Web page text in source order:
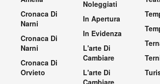
Cronaca Di
Narni
Cronaca Di
Narni
Cronaca Di
Orvieto
Noleggiati
In Apertura
In Evidenza
L'arte Di
Cambiare
L'arte Di
Cambiare